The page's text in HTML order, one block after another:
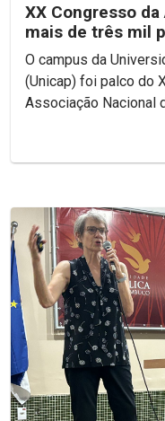
XX Congresso
mais de três mil
importância da...
O campus da
(Unicap) foi palco do
Associação Nacional